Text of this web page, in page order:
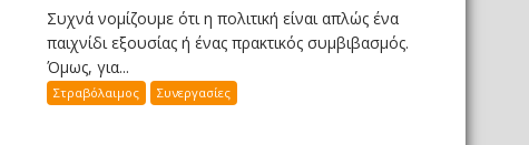
Συχνά νομίζουμε ότι η πολιτική είναι απλώς ένα
παιχνίδι εξουσίας ή ένας πρακτικός συμβιβασμός.
Όμως, για...
Στραβόλαιμος Συνεργασίες